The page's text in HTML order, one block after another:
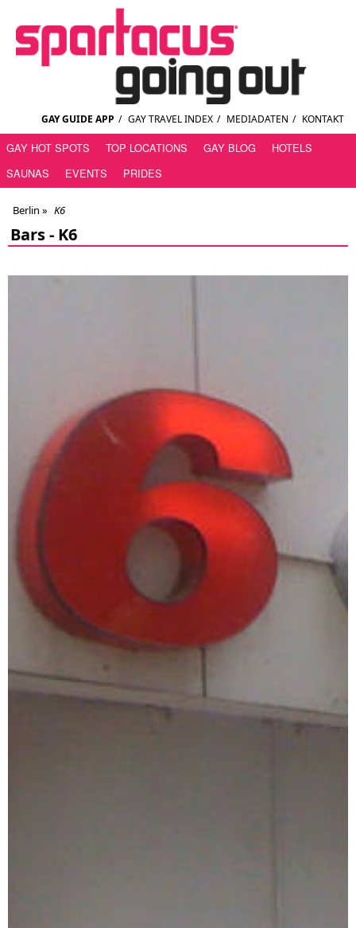
GAY GUIDE APP / GAY TRAVEL INDEX / MEDIADATEN / KONTAKT
GAY HOT SPOTS TOP LOCATIONS GAY BLOG
HOTELS
SAUNAS
EVENTS PRIDES
Berlin » K6
Bars - K6